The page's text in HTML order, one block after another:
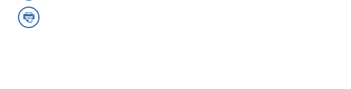
Threads
Share
to